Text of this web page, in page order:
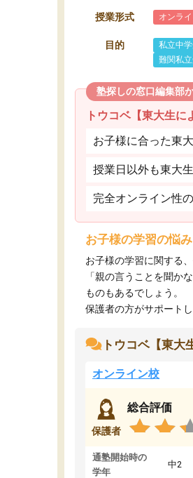
授業形式 オンラ
目的 私立中
難関私
塾探しの窓口編集部
トウコベ【東大生
お子様に合った東
授業日以外も東大
完全オンライン性
お子様の学習の悩
お子様の学習に関する
「親の言うことを聞か
ものもあるでしょう。
保護者の方がサポート
トウコベ【東大
オンライン校
保護者
総合評価
通塾開始時の
学年
中2